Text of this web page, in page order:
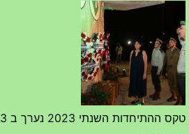
טקס ההתיחדות השנתי 2023 נערך ב 5/9/2023 באנדרטה
07/09/2023